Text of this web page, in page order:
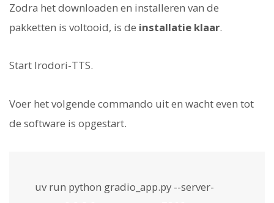
Zodra het downloaden en installeren van de
pakketten is voltooid, is de installatie klaar.
Start Irodori-TTS.
Voer het volgende commando uit en wacht even tot
de software is opgestart.
uv run python gradio_app.py --server-